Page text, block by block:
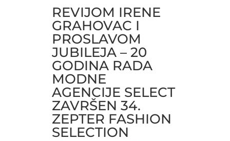
REVIJOM IRENE
GRAHOVAC I
PROSLAVOM
JUBILEJA – 20
GODINA RADA
MODNE
AGENCIJE SELECT
ZAVRŠEN 34.
ZEPTER FASHION
SELECTION